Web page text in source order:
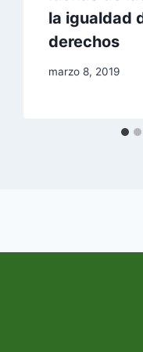
la igualdad
derechos
marzo 8, 2019